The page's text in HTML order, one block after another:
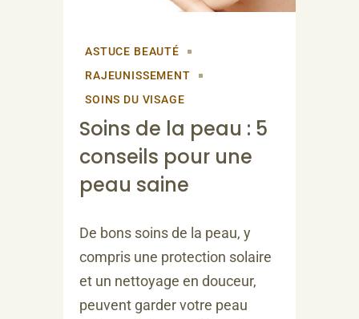
ASTUCE BEAUTÉ
RAJEUNISSEMENT
SOINS DU VISAGE
Soins de la peau : 5
conseils pour une
peau saine
De bons soins de la peau, y
compris une protection solaire
et un nettoyage en douceur,
peuvent garder votre peau